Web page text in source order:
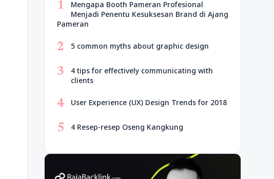
1
Mengapa Booth Pameran Profesional
Menjadi Penentu Kesuksesan Brand di Ajang
Pameran
2 5 common myths about graphic design
3
4 tips for effectively communicating with
clients
4 User Experience (UX) Design Trends for 2018
5 4 Resep-resep Oseng Kangkung